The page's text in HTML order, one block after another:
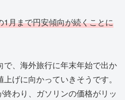
月まで円安傾向が続くことに
、海外旅行に年末年始で出か
げに向かっていきそうです。
わり、ガソリンの価格がリッ